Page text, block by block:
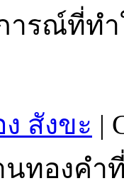
ารณ์ที่ท
สังขะ |
นทองค